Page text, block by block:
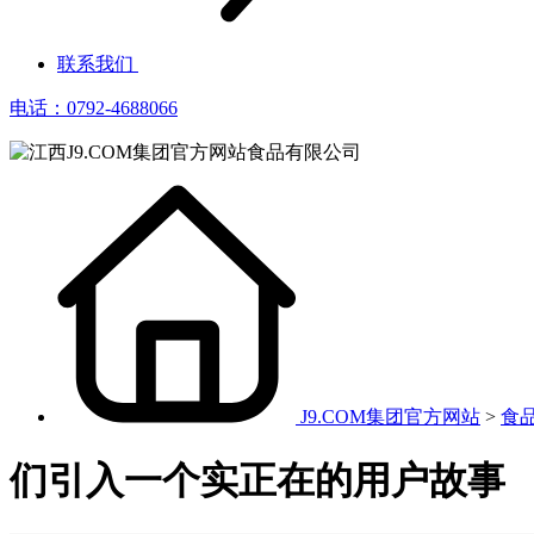
联系我们
电话：0792-4688066
J9.COM集团官方网站 > 食
们引入一个实正在的用户故事